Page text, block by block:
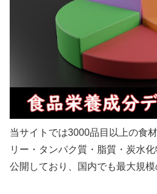
当サイトでは3000品目以上の食
リー・タンパク質・脂質・炭水
公開しており、国内でも最大規模